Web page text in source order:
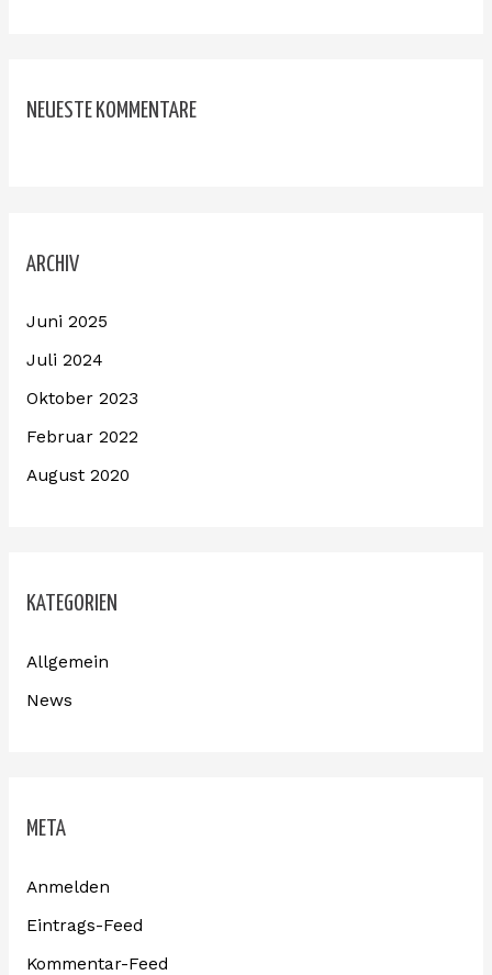
NEUESTE KOMMENTARE
ARCHIV
Juni 2025
Juli 2024
Oktober 2023
Februar 2022
August 2020
KATEGORIEN
Allgemein
News
META
Anmelden
Eintrags-Feed
Kommentar-Feed